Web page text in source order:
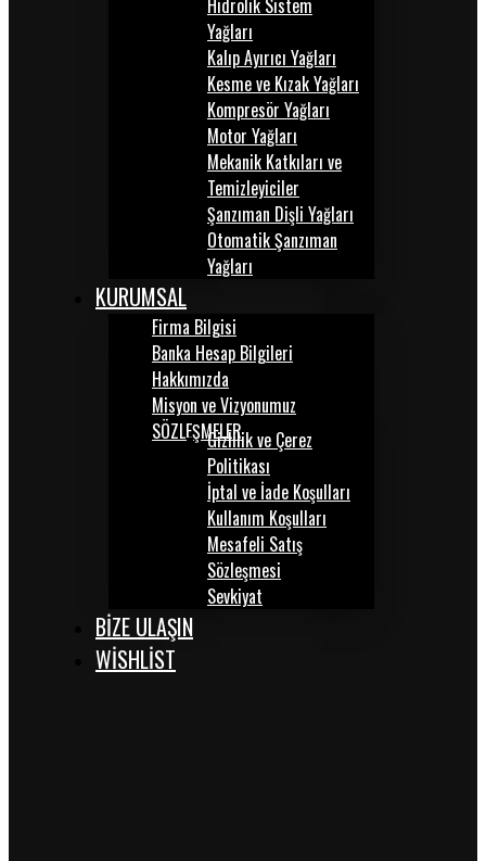
Hidrolik Sistem
Yağları
Kalıp Ayırıcı Yağları
Kesme ve Kızak Yağları
Kompresör Yağları
Motor Yağları
Mekanik Katkıları ve
Temizleyiciler
Şanzıman Dişli Yağları
Otomatik Şanzıman
Yağları
KURUMSAL
Firma Bilgisi
Banka Hesap Bilgileri
Hakkımızda
Misyon ve Vizyonumuz
SÖZLEŞMELERGizlilik ve Çerez
Politikası
İptal ve İade Koşulları
Kullanım Koşulları
Mesafeli Satış
Sözleşmesi
Sevkiyat
BİZE ULAŞIN
WISHLIST